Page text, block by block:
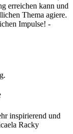
erreichen kann und
Thema agiere.
Impulse! -
inspirierend und
Racky